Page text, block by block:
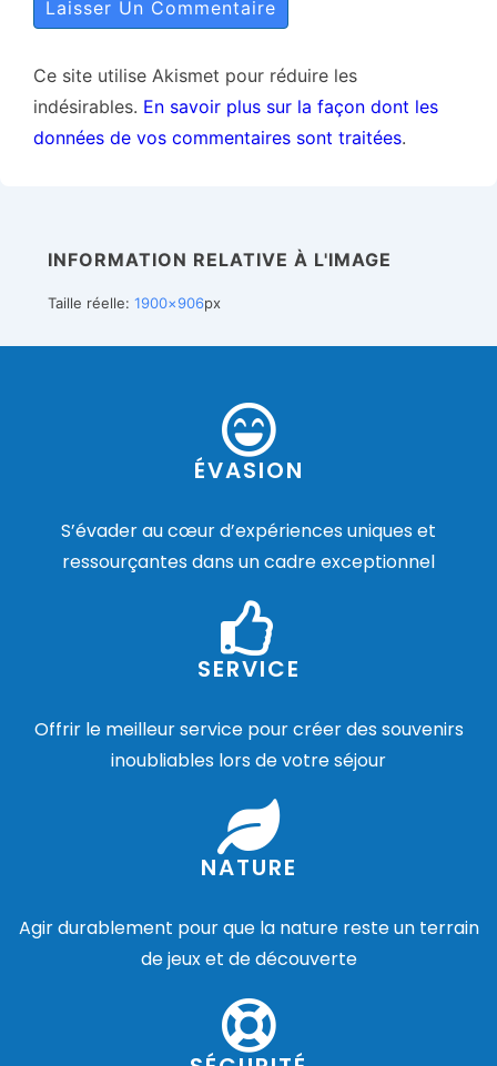
Ce site utilise Akismet pour réduire les
indésirables. En savoir plus sur la façon dont les
données de vos commentaires sont traitées.
INFORMATION RELATIVE À L'IMAGE
Taille réelle: 1900×906px
ÉVASION
S’évader au cœur d’expériences uniques et
ressourçantes dans un cadre exceptionnel
SERVICE
Offrir le meilleur service pour créer des souvenirs
inoubliables lors de votre séjour
NATURE
Agir durablement pour que la nature reste un terrain
de jeux et de découverte